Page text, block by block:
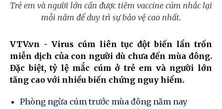
Trẻ em và người lớn cần được tiêm vaccine cúm nhắc lại
mỗi năm để duy trì sự bảo vệ cao nhất.
VTV.vn - Virus cúm liên tục đột biến lẩn trốn
miễn dịch của con người dù chưa đến mùa đông.
Đặc biệt, tỷ lệ mắc cúm ở trẻ em và người lớn
tăng cao với nhiều biến chứng nguy hiểm.
Phòng ngừa cúm trước mùa đông năm nay